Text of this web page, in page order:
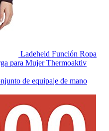
Ladeheid Función Ropa
para Mujer Thermoaktiv
de equipaje de mano